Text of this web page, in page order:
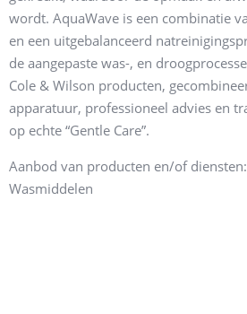
wordt. AquaWave is een combinatie
en een uitgebalanceerd
de aangepaste was-, en
Cole & Wilson producten,
apparatuur, professioneel advies en
op echte “Gentle Care”.
Aanbod van producten en/of diensten:
Wasmiddelen